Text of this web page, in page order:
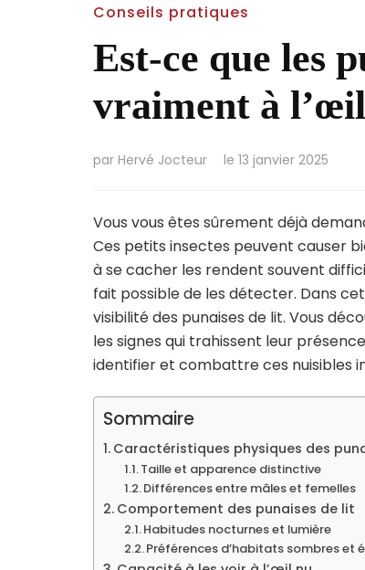
Conseils pratiques
Est-ce que les
vraiment à
par Hervé Jocteur le 13 janvier 2025
Vous vous êtes sûrement déjà
Ces petits insectes peuvent causer
à se cacher les rendent souvent
fait possible de les détecter. Dans
visibilité des punaises de lit. Vous
les signes qui trahissent leur
identifier et combattre ces nuisibles
Sommaire
Caractéristiques physiques des
Taille et apparence distinctive
Différences entre mâles et femelles
Comportement des punaises de lit
Habitudes nocturnes et lumière
Préférences d’habitats sombres et